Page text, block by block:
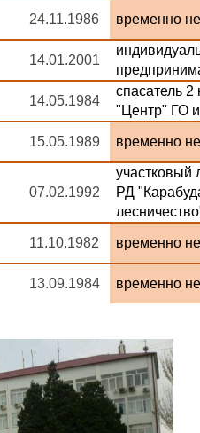
24.11.1986 временно
14.01.2001
14.05.1984
спасатель 2
"Центр" ГО
15.05.1989 временно
07.02.1992
участковый
РД
11.10.1982 временно
13.09.1984 временно